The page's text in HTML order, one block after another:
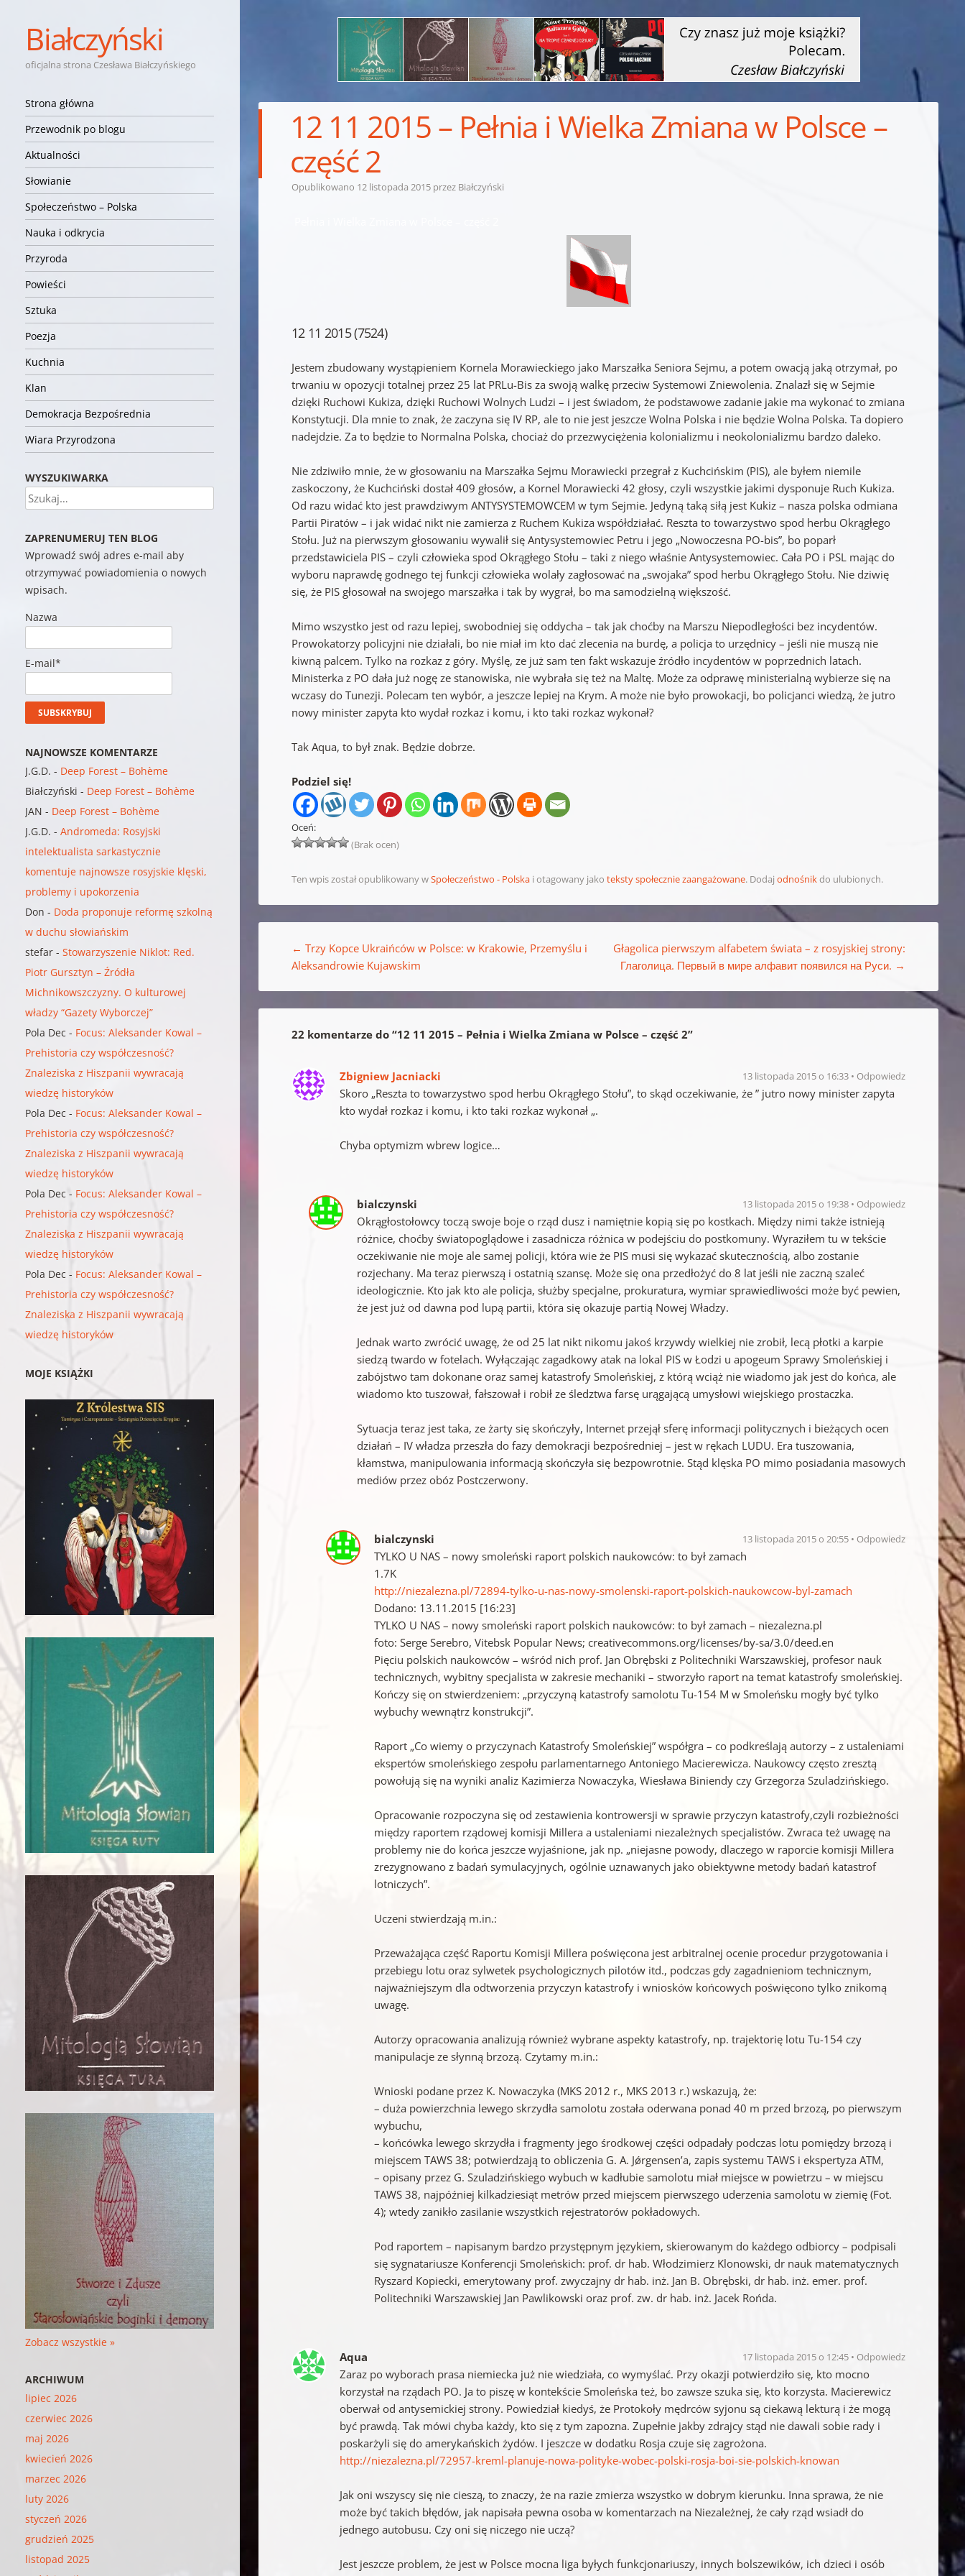
Białczyński
oficjalna strona Czesława Białczyńskiego
Nawigacja
Przejdź do treści
Strona główna
Przewodnik po blogu
Aktualności
Słowianie
Społeczeństwo – Polska
Nauka i odkrycia
Przyroda
Powieści
Sztuka
Poezja
Kuchnia
Klan
Demokracja Bezpośrednia
Wiara Przyrodzona
12 11 2015 – Pełnia i Wielka Zmiana w Polsce –
część 2
Opublikowano 12 listopada 2015 przez Białczyński
12 11 2015 (7524)
Jestem zbudowany wystąpieniem Kornela Morawieckiego jako Marszałka Seniora Sejmu, a potem owacją jaką otrzymał, po
trwaniu w opozycji totalnej przez 25 lat PRLu-Bis za swoją walkę przeciw Systemowi Zniewolenia. Znalazł się w Sejmie
dzięki Ruchowi Kukiza, dzięki Ruchowi Wolnych Ludzi – i jest świadom, że podstawowe zadanie jakie ma wykonać to zmiana
Konstytucji. Dla mnie to znak, że zaczyna się IV RP, ale to nie jest jeszcze Wolna Polska i nie będzie Wolna Polska. Ta dopiero
nadejdzie. Za to będzie to Normalna Polska, chociaż do przezwyciężenia kolonializmu i neokolonializmu bardzo daleko.
Nie zdziwiło mnie, że w głosowaniu na Marszałka Sejmu Morawiecki przegrał z Kuchcińskim (PIS), ale byłem niemile
zaskoczony, że Kuchciński dostał 409 głosów, a Kornel Morawiecki 42 głosy, czyli wszystkie jakimi dysponuje Ruch Kukiza.
Od razu widać kto jest prawdziwym ANTYSYSTEMOWCEM w tym Sejmie. Jedyną taką siłą jest Kukiz – nasza polska odmiana
Partii Piratów – i jak widać nikt nie zamierza z Ruchem Kukiza współdziałać. Reszta to towarzystwo spod herbu Okrągłego
Stołu. Już na pierwszym głosowaniu wywalił się Antysystemowiec Petru i jego „Nowoczesna PO-bis”, bo poparł
przedstawiciela PIS – czyli człowieka spod Okrągłego Stołu – taki z niego właśnie Antysystemowiec. Cała PO i PSL mając do
wyboru naprawdę godnego tej funkcji człowieka wolały zagłosować na „swojaka” spod herbu Okrągłego Stołu. Nie dziwię
się, że PIS głosował na swojego marszałka i tak by wygrał, bo ma samodzielną większość.
Mimo wszystko jest od razu lepiej, swobodniej się oddycha – tak jak choćby na Marszu Niepodległości bez incydentów.
Prowokatorzy policyjni nie działali, bo nie miał im kto dać zlecenia na burdę, a policja to urzędnicy – jeśli nie muszą nie
kiwną palcem. Tylko na rozkaz z góry. Myślę, ze już sam ten fakt wskazuje źródło incydentów w poprzednich latach.
Ministerka z PO dała już nogę ze stanowiska, nie wybrała się też na Maltę. Może za odprawę ministerialną wybierze się na
wczasy do Tunezji. Polecam ten wybór, a jeszcze lepiej na Krym. A może nie było prowokacji, bo policjanci wiedzą, że jutro
nowy minister zapyta kto wydał rozkaz i komu, i kto taki rozkaz wykonał?
Tak Aqua, to był znak. Będzie dobrze.
Podziel się!
Oceń:
(Brak ocen)
Ten wpis został opublikowany wSpołeczeństwo - Polska i otagowany jakoteksty społecznie zaangażowane. Dodajodnośnikdo ulubionych.
← Trzy Kopce Ukraińców w Polsce: w Krakowie, Przemyślu i
Aleksandrowie Kujawskim
Głagolica pierwszym alfabetem świata – z rosyjskiej strony:
Глаголица. Первый в мире алфавит появился на Руси. →
22 komentarze do “12 11 2015 – Pełnia i Wielka Zmiana w Polsce – część 2”
Zbigniew Jacniacki 13 listopada 2015 o 16:33 Odpowiedz
Skoro „Reszta to towarzystwo spod herbu Okrągłego Stołu”, to skąd oczekiwanie, że ” jutro nowy minister zapyta
kto wydał rozkaz i komu, i kto taki rozkaz wykonał „.
Chyba optymizm wbrew logice…
bialczynski 13 listopada 2015 o 19:38 Odpowiedz
Okrągłostołowcy toczą swoje boje o rząd dusz i namiętnie kopią się po kostkach. Między nimi także istnieją
różnice, choćby światopoglądowe i zasadnicza różnica w podejściu do postkomuny. Wyraziłem tu w tekście
oczekiwanie nie moje ale samej policji, która wie że PIS musi się wykazać skutecznością, albo zostanie
rozjechany. Ma teraz pierwszą i ostatnią szansę. Może się ona przedłożyć do 8 lat jeśli nie zaczną szaleć
ideologicznie. Kto jak kto ale policja, służby specjalne, prokuratura, wymiar sprawiedliwości może być pewien,
że jest już od dawna pod lupą partii, która się okazuje partią Nowej Władzy.
Jednak warto zwrócić uwagę, że od 25 lat nikt nikomu jakoś krzywdy wielkiej nie zrobił, lecą płotki a karpie
siedzą twardo w fotelach. Wyłączając zagadkowy atak na lokal PIS w Łodzi u apogeum Sprawy Smoleńskiej i
zabójstwo tam dokonane oraz samej katastrofy Smoleńskiej, z którą wciąż nie wiadomo jak jest do końca, ale
wiadomo kto tuszował, fałszował i robił ze śledztwa farsę urągającą umysłowi wiejskiego prostaczka.
Sytuacja teraz jest taka, ze żarty się skończyły, Internet przejął sferę informacji politycznych i bieżących ocen
działań – IV władza przeszła do fazy demokracji bezpośredniej – jest w rękach LUDU. Era tuszowania,
kłamstwa, manipulowania informacją skończyła się bezpowrotnie. Stąd klęska PO mimo posiadania masowych
mediów przez obóz Postczerwony.
bialczynski 13 listopada 2015 o 20:55 Odpowiedz
TYLKO U NAS – nowy smoleński raport polskich naukowców: to był zamach
1.7K
http://niezalezna.pl/72894-tylko-u-nas-nowy-smolenski-raport-polskich-naukowcow-byl-zamach
Dodano: 13.11.2015 [16:23]
TYLKO U NAS – nowy smoleński raport polskich naukowców: to był zamach – niezalezna.pl
foto: Serge Serebro, Vitebsk Popular News; creativecommons.org/licenses/by-sa/3.0/deed.en
Pięciu polskich naukowców – wśród nich prof. Jan Obrębski z Politechniki Warszawskiej, profesor nauk
technicznych, wybitny specjalista w zakresie mechaniki – stworzyło raport na temat katastrofy smoleńskiej.
Kończy się on stwierdzeniem: „przyczyną katastrofy samolotu Tu-154 M w Smoleńsku mogły być tylko
wybuchy wewnątrz konstrukcji”.
Raport „Co wiemy o przyczynach Katastrofy Smoleńskiej” współgra – co podkreślają autorzy – z ustaleniami
ekspertów smoleńskiego zespołu parlamentarnego Antoniego Macierewicza. Naukowcy często zresztą
powołują się na wyniki analiz Kazimierza Nowaczyka, Wiesława Biniendy czy Grzegorza Szuladzińskiego.
Opracowanie rozpoczyna się od zestawienia kontrowersji w sprawie przyczyn katastrofy,czyli rozbieżności
między raportem rządowej komisji Millera a ustaleniami niezależnych specjalistów. Zwraca też uwagę na
problemy nie do końca jeszcze wyjaśnione, jak np. „niejasne powody, dlaczego w raporcie komisji Millera
zrezygnowano z badań symulacyjnych, ogólnie uznawanych jako obiektywne metody badań katastrof
lotniczych”.
Uczeni stwierdzają m.in.:
Przeważająca część Raportu Komisji Millera poświęcona jest arbitralnej ocenie procedur przygotowania i
przebiegu lotu oraz sylwetek psychologicznych pilotów itd., podczas gdy zagadnieniom technicznym,
najważniejszym dla odtworzenia przyczyn katastrofy i wniosków końcowych poświęcono tylko znikomą
uwagę.
Autorzy opracowania analizują również wybrane aspekty katastrofy, np. trajektorię lotu Tu-154 czy
manipulacje ze słynną brzozą. Czytamy m.in.:
Wnioski podane przez K. Nowaczyka (MKS 2012 r., MKS 2013 r.) wskazują, że:
– duża powierzchnia lewego skrzydła samolotu została oderwana ponad 40 m przed brzozą, po pierwszym
wybuchu,
– końcówka lewego skrzydła i fragmenty jego środkowej części odpadały podczas lotu pomiędzy brzozą i
miejscem TAWS 38; potwierdzają to obliczenia G. A. Jǿrgensen’a, zapis systemu TAWS i ekspertyza ATM,
– opisany przez G. Szuladzińskiego wybuch w kadłubie samolotu miał miejsce w powietrzu – w miejscu
TAWS 38, najpóźniej kilkadziesiąt metrów przed miejscem pierwszego uderzenia samolotu w ziemię (Fot.
4); wtedy zanikło zasilanie wszystkich rejestratorów pokładowych.
Pod raportem – napisanym bardzo przystępnym językiem, skierowanym do każdego odbiorcy – podpisali
się sygnatariusze Konferencji Smoleńskich: prof. dr hab. Włodzimierz Klonowski, dr nauk matematycznych
Ryszard Kopiecki, emerytowany prof. zwyczajny dr hab. inż. Jan B. Obrębski, dr hab. inż. emer. prof.
Politechniki Warszawskiej Jan Pawlikowski oraz prof. zw. dr hab. inż. Jacek Rońda.
Aqua 17 listopada 2015 o 12:45 Odpowiedz
Zaraz po wyborach prasa niemiecka już nie wiedziała, co wymyślać. Przy okazji potwierdziło się, kto mocno
korzystał na rządach PO. Ja to piszę w kontekście Smoleńska też, bo zawsze szuka się, kto korzysta. Macierewicz
oberwał od antysemickiej strony. Powiedział kiedyś, że Protokoły mędrców syjonu są ciekawą lekturą i że mogą
być prawdą. Tak mówi chyba każdy, kto się z tym zapozna. Zupełnie jakby zdrajcy stąd nie dawali sobie rady i
poskarżyli się do amerykańskich żydów. I jeszcze w dodatku Rosja czuje się zagrożona.
http://niezalezna.pl/72957-kreml-planuje-nowa-polityke-wobec-polski-rosja-boi-sie-polskich-knowan
Jak oni wszyscy się nie cieszą, to znaczy, że na razie zmierza wszystko w dobrym kierunku. Inna sprawa, że nie
może być takich błędów, jak napisała pewna osoba w komentarzach na Niezależnej, że cały rząd wsiadł do
jednego autobusu. Czy oni się niczego nie uczą?
Jest jeszcze problem, że jest w Polsce mocna liga byłych funkcjonariuszy, innych bolszewików, ich dzieci i osób
WYSZUKIWARKA
Szukaj
ZAPRENUMERUJ TEN BLOG
Wprowadź swój adres e-mail aby
otrzymywać powiadomienia o nowych
wpisach.
Nazwa
E-mail*
NAJNOWSZE KOMENTARZE
J.G.D. - Deep Forest – Bohème
Białczyński - Deep Forest – Bohème
JAN - Deep Forest – Bohème
J.G.D. -Andromeda: Rosyjski
intelektualista sarkastycznie
komentuje najnowsze rosyjskie klęski,
problemy i upokorzenia
Don - Doda proponuje reformę szkolną
w duchu słowiańskim
stefar -Stowarzyszenie Niklot: Red.
Piotr Gursztyn – Źródła
Michnikowszczyzny. O kulturowej
władzy “Gazety Wyborczej”
Pola Dec - Focus: Aleksander Kowal –
Prehistoria czy współczesność?
Znaleziska z Hiszpanii wywracają
wiedzę historyków
Pola Dec - Focus: Aleksander Kowal –
Prehistoria czy współczesność?
Znaleziska z Hiszpanii wywracają
wiedzę historyków
Pola Dec - Focus: Aleksander Kowal –
Prehistoria czy współczesność?
Znaleziska z Hiszpanii wywracają
wiedzę historyków
Pola Dec - Focus: Aleksander Kowal –
Prehistoria czy współczesność?
Znaleziska z Hiszpanii wywracają
wiedzę historyków
MOJE KSIĄŻKI
Zobacz wszystkie »
ARCHIWUM
lipiec 2026
czerwiec 2026
maj 2026
kwiecień 2026
marzec 2026
luty 2026
styczeń 2026
grudzień 2025
listopad 2025